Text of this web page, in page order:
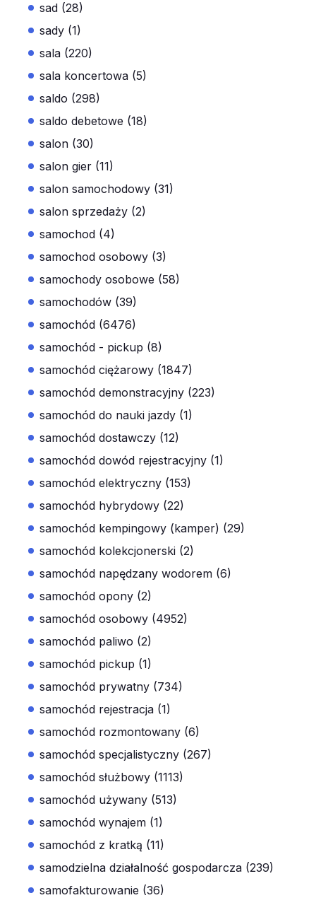
sad (28)
sady (1)
sala (220)
sala koncertowa (5)
saldo (298)
saldo debetowe (18)
salon (30)
salon gier (11)
salon samochodowy (31)
salon sprzedaży (2)
samochod (4)
samochod osobowy (3)
samochody osobowe (58)
samochodów (39)
samochód (6476)
samochód - pickup (8)
samochód ciężarowy (1847)
samochód demonstracyjny (223)
samochód do nauki jazdy (1)
samochód dostawczy (12)
samochód dowód rejestracyjny (1)
samochód elektryczny (153)
samochód hybrydowy (22)
samochód kempingowy (kamper) (29)
samochód kolekcjonerski (2)
samochód napędzany wodorem (6)
samochód opony (2)
samochód osobowy (4952)
samochód paliwo (2)
samochód pickup (1)
samochód prywatny (734)
samochód rejestracja (1)
samochód rozmontowany (6)
samochód specjalistyczny (267)
samochód służbowy (1113)
samochód używany (513)
samochód wynajem (1)
samochód z kratką (11)
samodzielna działalność gospodarcza (239)
samofakturowanie (36)